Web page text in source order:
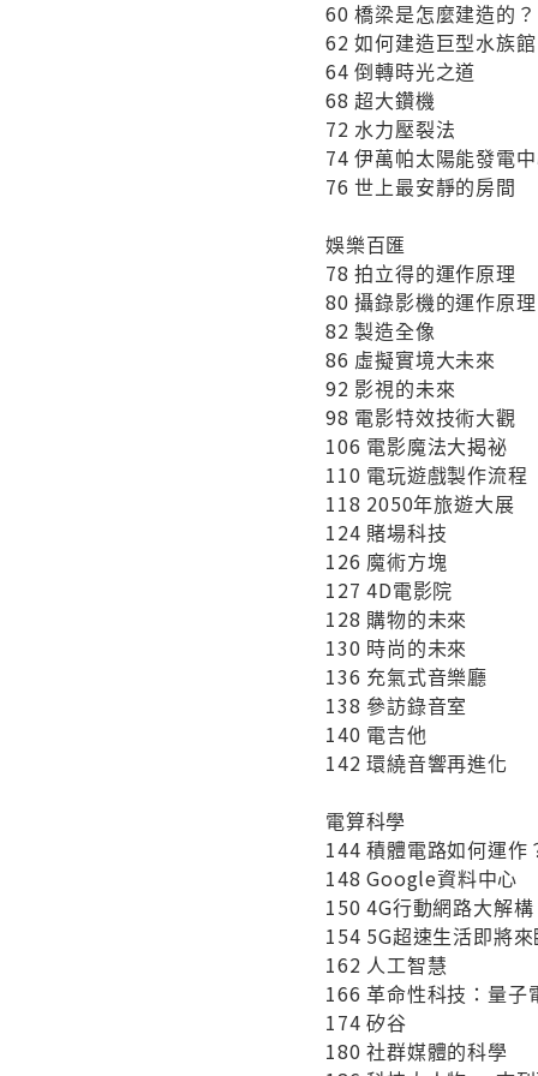
60 橋梁是怎麼建造的？
62 如何建造巨型水族館
64 倒轉時光之道
68 超大鑽機
72 水力壓裂法
74 伊萬帕太陽能發電
76 世上最安靜的房間
娛樂百匯
78 拍立得的運作原理
80 攝錄影機的運作原理
82 製造全像
86 虛擬實境大未來
92 影視的未來
98 電影特效技術大觀
106 電影魔法大揭祕
110 電玩遊戲製作流程
118 2050年旅遊大展
124 賭場科技
126 魔術方塊
127 4D電影院
128 購物的未來
130 時尚的未來
136 充氣式音樂廳
138 參訪錄音室
140 電吉他
142 環繞音響再進化
電算科學
144 積體電路如何運作
148 Google資料中心
150 4G行動網路大解構
154 5G超速生活即將來
162 人工智慧
166 革命性科技：量子
174 矽谷
180 社群媒體的科學